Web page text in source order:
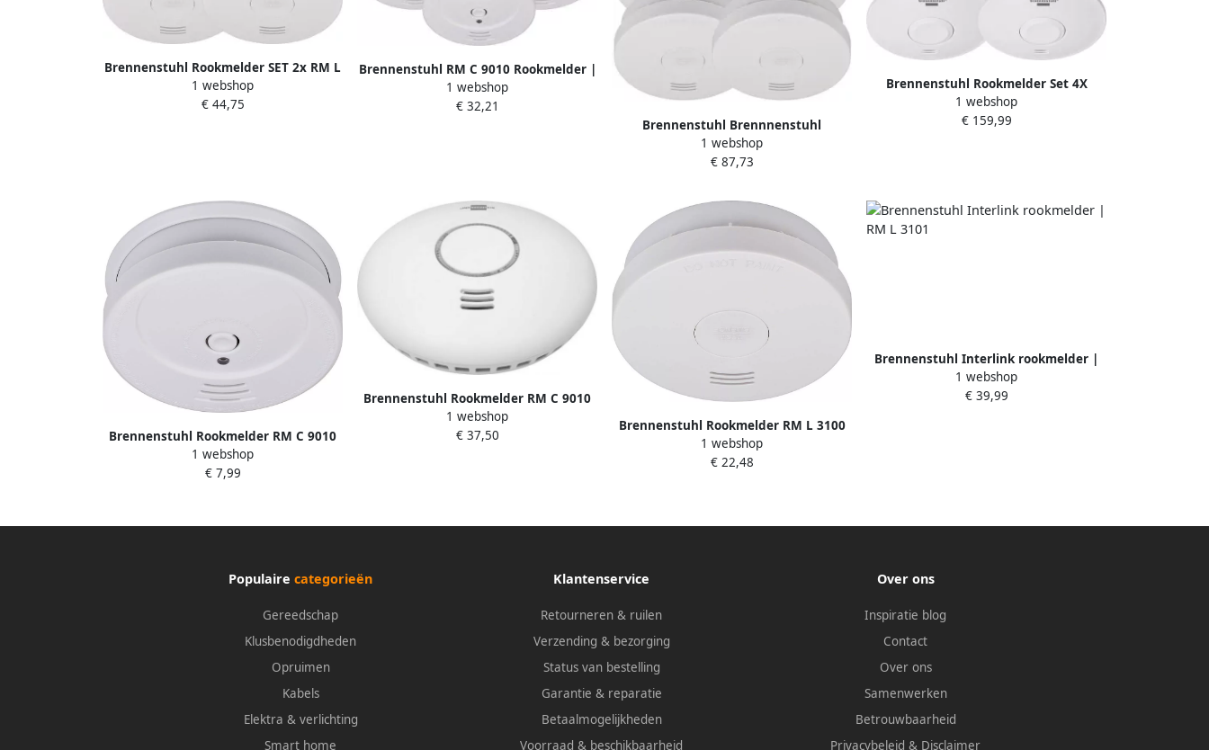
Brennenstuhl Rookmelder SET 2x RM L
3100 met geïntegreerde batterij
1290050002
1 webshop
€ 44,75
Brennenstuhl RM C 9010 Rookmelder |
3x rookmelder RM C 9010 1290080003
1 webshop
€ 32,21
Brennenstuhl Brennnenstuhl
Rookmelder SET | 4x RM L 3100 met
geïntegreerde batterij 1290050004
1 webshop
€ 87,73
Brennenstuhl Rookmelder Set 4X
Rookmelder Rm L 3100 1290210004
1 webshop
€ 159,99
Brennenstuhl Rookmelder RM C 9010
1290080
1 webshop
€ 7,99
Brennenstuhl Rookmelder RM C 9010
1290090
1 webshop
€ 37,50
Brennenstuhl Rookmelder RM L 3100
1290050
1 webshop
€ 22,48
Brennenstuhl Interlink rookmelder |
RM L 3101
1 webshop
€ 39,99
Populaire categorieën
Gereedschap
Klusbenodigdheden
Opruimen
Kabels
Elektra & verlichting
Smart home
Klantenservice
Retourneren & ruilen
Verzending & bezorging
Status van bestelling
Garantie & reparatie
Betaalmogelijkheden
Voorraad & beschikbaarheid
Over ons
Inspiratie blog
Contact
Over ons
Samenwerken
Betrouwbaarheid
Privacybeleid & Disclaimer